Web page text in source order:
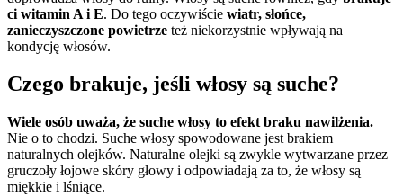
ci witamin A i E. Do tego oczywiście wiatr, słońce,
zanieczyszczone powietrze też niekorzystnie wpływają na
kondycję włosów.
Czego brakuje, jeśli włosy są suche?
Wiele osób uważa, że suche włosy to efekt braku nawilżenia.
Nie o to chodzi. Suche włosy spowodowane jest brakiem
naturalnych olejków. Naturalne olejki są zwykle wytwarzane przez
gruczoły łojowe skóry głowy i odpowiadają za to, że włosy są
miękkie i lśniące.